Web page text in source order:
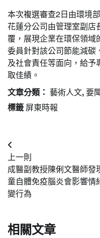
本次複選審查2日由環境
花蓮分公司由管理室副店
覆，展現企業在環保領域
委員針對該公司節能減碳
及社會責任等面向，給
取佳績。
文章分類： 藝術人文,要
標籤 屏東時報
文
章
導
覽
上一則
成醫副教授陳俐文醫師發
童自體免疫腦炎會影響情
變行為
相關文章